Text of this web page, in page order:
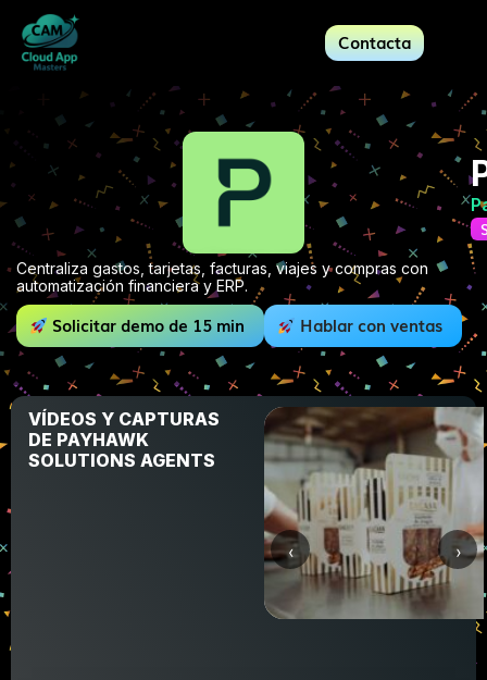
Contacta
Centraliza gastos, tarjetas, facturas, viajes y compras con
automatización financiera y ERP.
Solicitar demo de 15 min Hablar con ventas
VÍDEOS Y CAPTURAS
DE PAYHAWK
SOLUTIONS AGENTS
‹ ›